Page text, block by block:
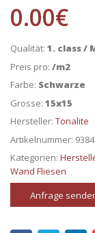
0.00€
Qualität: 1. class /
Preis pro: /m2
Farbe: Schwarze
Grosse: 15x15
Hersteller: Tonalite
Artikelnummer: 9384
Kategorien:
Wand Fliesen
Anfrage